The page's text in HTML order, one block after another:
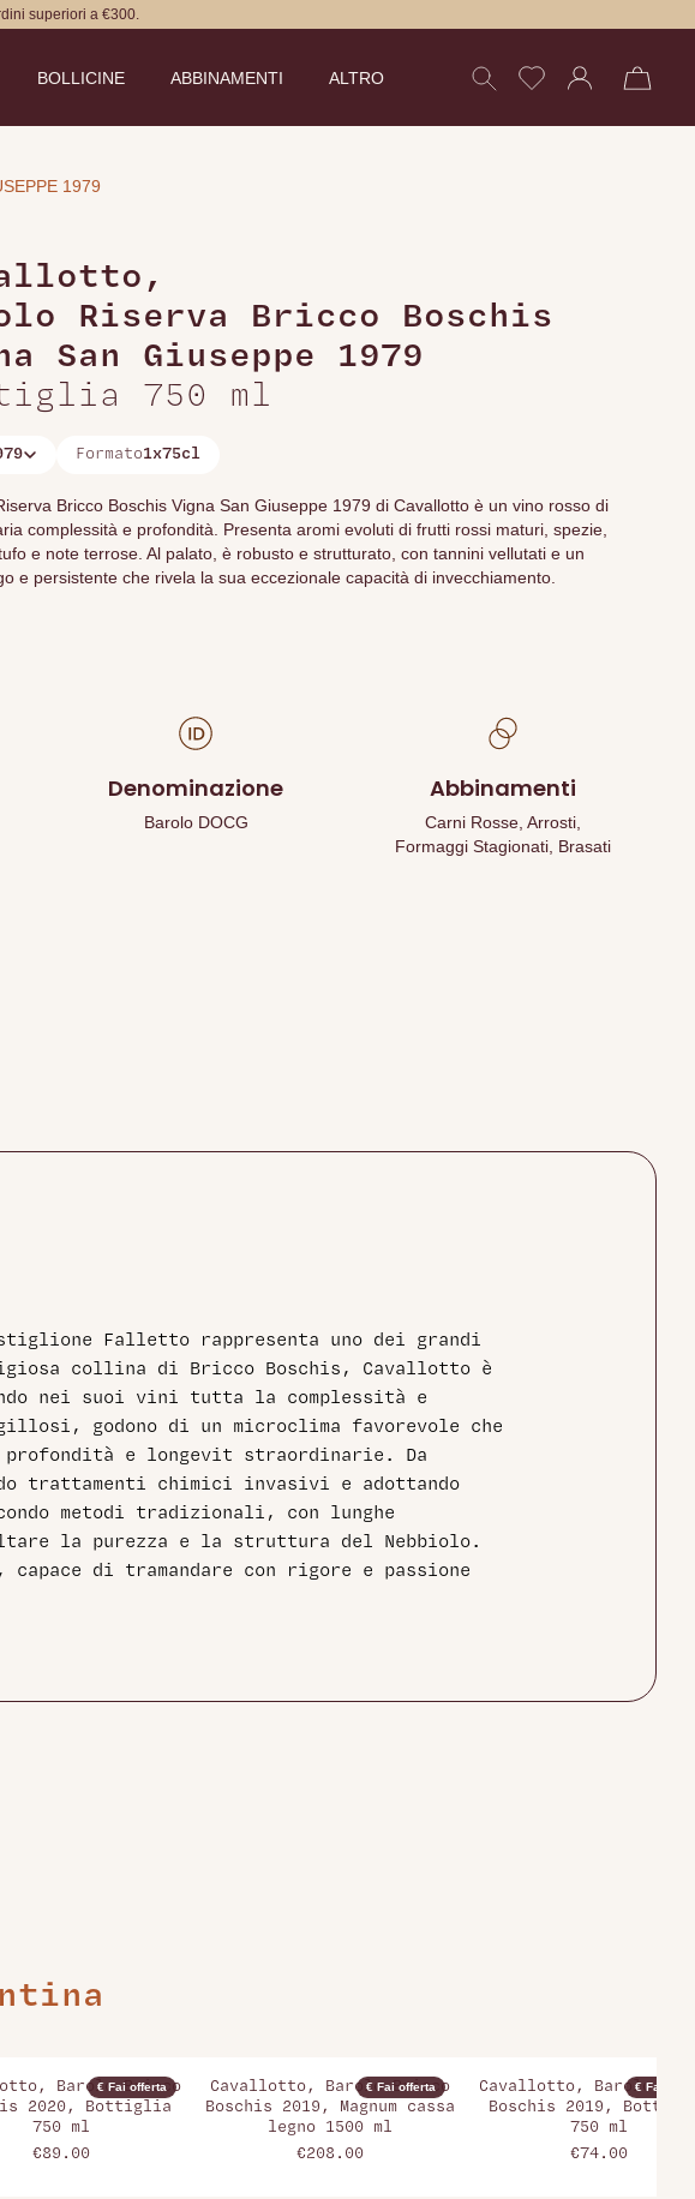
superiori a €300.
BOLLICINE ABBINAMENTI ALTRO
1979
,
Riserva Bricco Boschis
San Giuseppe 1979
750 ml
Formato1x75cl
Bricco Boschis Vigna San Giuseppe 1979 di Cavallotto è un vino rosso di
complessità e profondità. Presenta aromi evoluti di frutti rossi maturi, spezie,
e note terrose. Al palato, è robusto e strutturato, con tannini vellutati e un
e persistente che rivela la sua eccezionale capacità di invecchiamento.
Denominazione
Barolo DOCG
Abbinamenti
Carni Rosse, Arrosti,
Formaggi Stagionati, Brasati
Falletto rappresenta uno dei grandi
collina di Bricco Boschis, Cavallotto è
nei suoi vini tutta la complessità e
godono di un microclima favorevole che
e longevit straordinarie. Da
trattamenti chimici invasivi e adottando
metodi tradizionali, con lunghe
la purezza e la struttura del Nebbiolo.
di tramandare con rigore e passione
€ Fai offerta
Barolo Bricco
2020, Bottiglia
750 ml
€89.00
€ Fai offerta
Cavallotto, Barolo Bricco
Boschis 2019, Magnum cassa
legno 1500 ml
€208.00
€ Fai
Cavallotto, Barolo
Boschis 2019,
750 ml
€74.00